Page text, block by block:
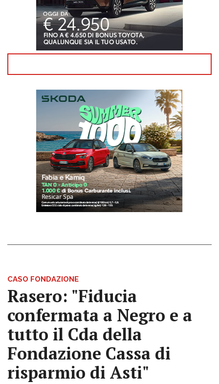
CASO FONDAZIONE
Rasero: "Fiducia
confermata a Negro e a
tutto il Cda della
Fondazione Cassa di
risparmio di Asti"